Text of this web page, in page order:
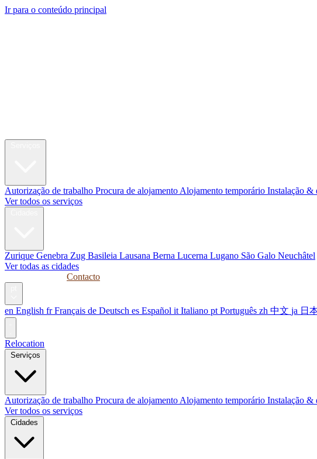
Ir para o conteúdo principal
Autorização de trabalho Procura de alojamento Alojamento temporário Instalação &
Ver todos os serviços
Zurique Genebra Zug Basileia Lausana Berna Lucerna Lugano São Galo Neuchâtel
Ver todas as cidades
Contacto
en English fr Français de Deutsch es Español it Italiano pt Português zh 中文 ja 日
Relocation
Serviços
Autorização de trabalho Procura de alojamento Alojamento temporário Instalação &
Ver todos os serviços
Cidades